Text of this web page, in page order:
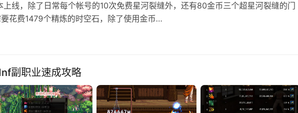
上线，除了日常每个帐号的10次免费星河裂缝外，还有80金币三个超星河裂缝的门
花费1479个精炼的时空石，除了使用金币…
副职业速成攻略